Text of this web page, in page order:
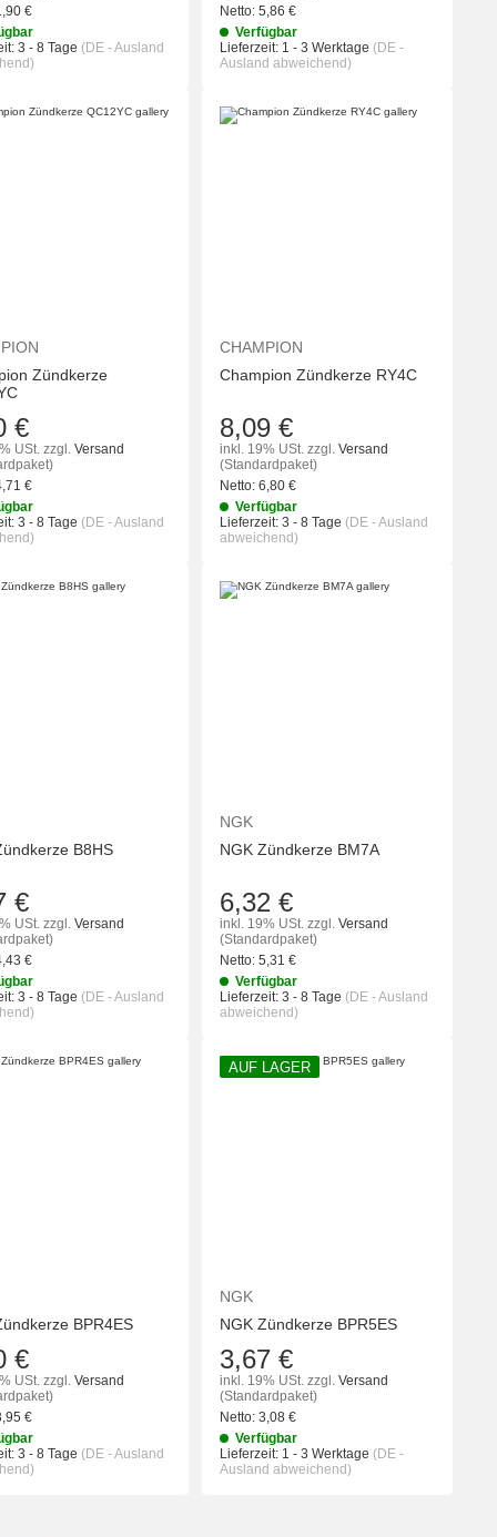
€
3 - 8 Tage (DE - Ausland
Netto: 5,86 €
Verfügbar
Lieferzeit: 1 - 3 Werktage (DE -
Ausland abweichend)
Zündkerze
€
USt. zzgl. Versand
€
3 - 8 Tage (DE - Ausland
CHAMPION
Champion Zündkerze RY4C
8,09 €
inkl. 19% USt. zzgl. Versand
(Standardpaket)
Netto: 6,80 €
Verfügbar
Lieferzeit: 3 - 8 Tage (DE - Ausland
abweichend)
B8HS
€
USt. zzgl. Versand
€
3 - 8 Tage (DE - Ausland
NGK
NGK Zündkerze BM7A
6,32 €
inkl. 19% USt. zzgl. Versand
(Standardpaket)
Netto: 5,31 €
Verfügbar
Lieferzeit: 3 - 8 Tage (DE - Ausland
abweichend)
BPR4ES
€
USt. zzgl. Versand
€
3 - 8 Tage (DE - Ausland
AUF LAGER
NGK
NGK Zündkerze BPR5ES
3,67 €
inkl. 19% USt. zzgl. Versand
(Standardpaket)
Netto: 3,08 €
Verfügbar
Lieferzeit: 1 - 3 Werktage (DE -
Ausland abweichend)